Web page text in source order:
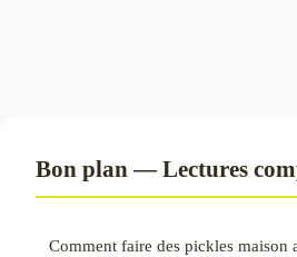
Bon plan — Lectures
Comment faire des pickles maison